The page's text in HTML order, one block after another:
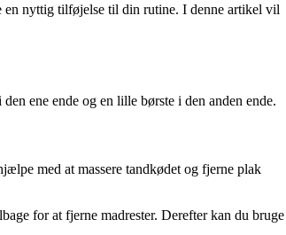
en nyttig tilføjelse til din rutine. I denne artikel vil
ene ende og en lille børste i den anden ende.
med at massere tandkødet og fjerne plak
for at fjerne madrester. Derefter kan du bruge